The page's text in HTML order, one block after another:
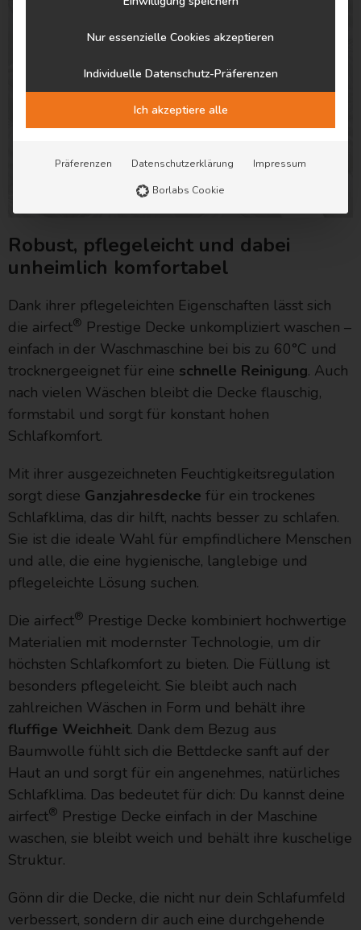
Robust, pflegeleicht und dabei
unheimlich komfortabel
Dank ihrer pflegeleichten Eigenschaften lässt sich
die airfect® Prestige Decke unkompliziert waschen –
einfach in der Waschmaschine bei bis zu 60°C und
trocknergeeignet für eine schnelle Reinigung. Auch
nach vielen Wäschen bleibt die Decke flauschig,
formstabil und sorgt für konstant hohen
Schlafkomfort.
Mit ihrer ausgezeichneten Feuchtigkeitsregulation
sorgt diese Ganzjahresdecke für ein trockenes
Schlafklima, das dir hilft, nachts besser zu schlafen.
Sie ist die ideale Wahl für empfindlichere Menschen
und alle, die eine hygienische, langlebige und
pflegeleichte Lösung suchen.
Die airfect® Prestige Decke kombiniert hochwertige
Materialien mit modernster Technologie, um dir
höchsten Schlafkomfort zu bieten. Die Füllung ist
besonders pflegeleicht. Sie bleibt auch nach
zahlreichen Wäschen in Form und behält ihre
fluffige Weichheit. Dank dem Bezug aus
Baumwolle fühlt sich die Bettdecke sanft auf der
Haut an und sorgt für ein angenehmes, natürliches
Schlafklima. Das bedeutet für dich: Du kannst deine
airfect® Prestige Decke einfach in der Maschine
waschen, sie bleibt weich und behält ihre kuschelige
Struktur.
Gönn dir die Decke, die nicht nur dein Schlafumfeld
verbessert, sondern dir auch eine durchgehende
Nur essenzielle Cookies akzeptieren
Individuelle Datenschutz-Präferenzen
Ich akzeptiere alle
Präferenzen Datenschutzerklärung Impressum
Borlabs Cookie